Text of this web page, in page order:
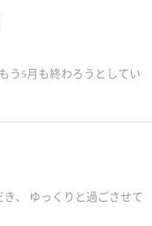
もう5月も終わろうとしてい
、 ゆっくりと過ごさせて